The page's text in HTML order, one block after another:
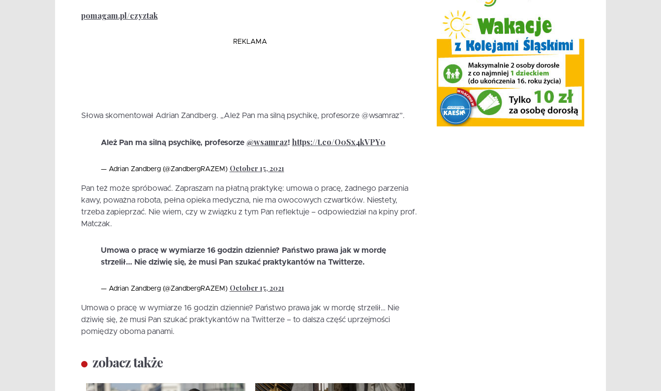
pomagam.pl/czyztak
REKLAMA
Słowa skomentował Adrian Zandberg. „Ależ Pan ma silną psychikę, profesorze @wsamraz”.
Ależ Pan ma silną psychikę, profesorze @wsamraz! https://t.co/O0Sx4kVPY0
— Adrian Zandberg (@ZandbergRAZEM) October 15, 2021
Pan też może spróbować. Zapraszam na płatną praktykę: umowa o pracę, żadnego parzenia
kawy, poważna robota, pełna opieka medyczna, nie ma owocowych czwartków. Niestety,
trzeba zapieprzać. Nie wiem, czy w związku z tym Pan reflektuje – odpowiedział na kpiny prof.
Matczak.
Umowa o pracę w wymiarze 16 godzin dziennie? Państwo prawa jak w mordę
strzelił… Nie dziwię się, że musi Pan szukać praktykantów na Twitterze.
— Adrian Zandberg (@ZandbergRAZEM) October 15, 2021
Umowa o pracę w wymiarze 16 godzin dziennie? Państwo prawa jak w mordę strzelił… Nie
dziwię się, że musi Pan szukać praktykantów na Twitterze – to dalsza część uprzejmości
pomiędzy oboma panami.
zobacz także